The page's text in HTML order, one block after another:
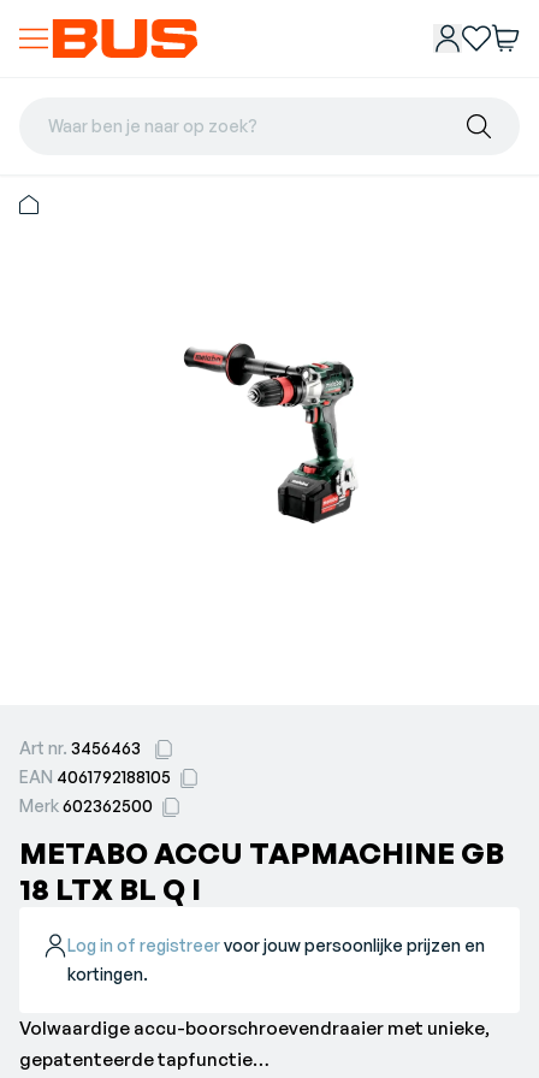
Waar ben je naar op zoek?
Art nr. 3456463
EAN 4061792188105
Merk602362500
METABO ACCU TAPMACHINE GB
18 LTX BL Q I
Log in of registreervoor jouw persoonlijke prijzen en
kortingen.
Volwaardige accu-boorschroevendraaier met unieke,
gepatenteerde tapfunctie